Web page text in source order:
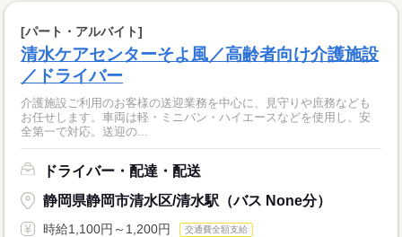
[パート・アルバイト]
清水ケアセンターそよ風／高齢者向け介護施設
／ドライバー
介護施設ご利用のお客様の送迎業務を中心に、見守りや庶務なども
お任せします。車両は軽・ミニバン・ハイエースなどを使用し、安
全第一で対応。送迎の...
ドライバー・配達・配送
静岡県静岡市清水区/清水駅（バス None分）
時給1,100円～1,200円 交通費全額支給